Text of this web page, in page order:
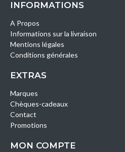
INFORMATIONS
A Propos
Informations sur la livraison
Mentions légales
Conditions générales
EXTRAS
Marques
Chèques-cadeaux
Contact
Promotions
MON COMPTE